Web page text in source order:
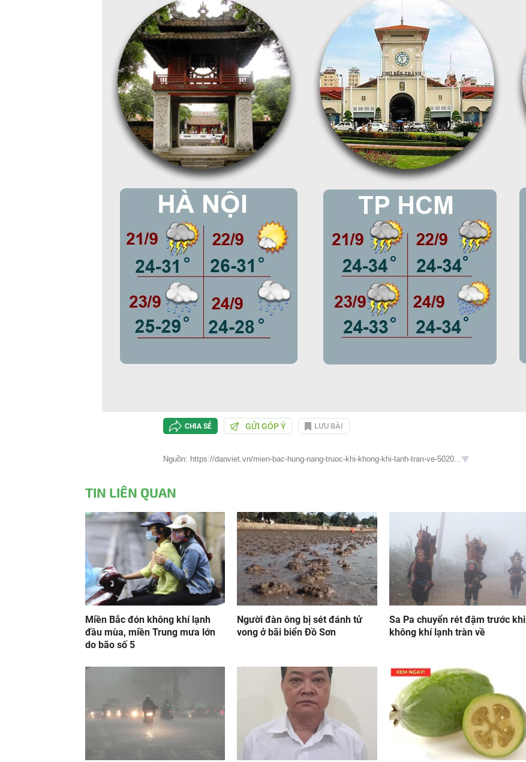
CHIA SẺ GỬI GÓP Ý LƯU BÀI
Nguồn: https://danviet.vn/mien-bac-hung-nang-truoc-khi-khong-khi-lanh-tran-ve-5020...
TIN LIÊN QUAN
Miền Bắc đón không khí lạnh
đầu mùa, miền Trung mưa lớn
do bão số 5
Người đàn ông bị sét đánh tử
vong ở bãi biển Đồ Sơn
Sa Pa chuyển rét đậm trước khi
không khí lạnh tràn về